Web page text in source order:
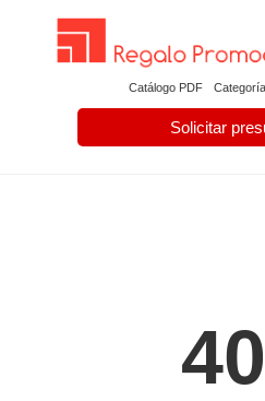
Catálogo PDF
Solicitar